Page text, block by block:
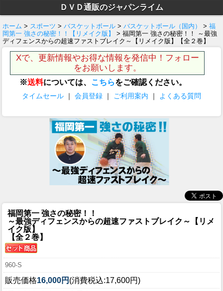
ＤＶＤ通販のジャパンライム
ホーム > スポーツ > バスケットボール > バスケットボール（国内） > 福
岡第一 強さの秘密！！【リメイク版】
> 福岡第一 強さの秘密！！ ～最強
ディフェンスからの超速ファストブレイク～【リメイク版】【全２巻】
Xで、更新情報やお得な情報を発信中！フォロー
をお願いします。
※送料については、 こちらをご確認ください。
タイムセール ｜ 会員登録 ｜ ご利用案内 ｜ よくある質問
福岡第一 強さの秘密！！
～最強ディフェンスからの超速ファストブレイク～【リメ
イク版】
【全２巻】
960-S
販売価格16,000円 (消費税込:17,600円)